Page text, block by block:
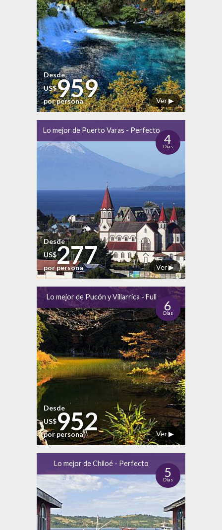
Ver ▶
Desde
US$959
por persona
Lo mejor de Puerto Varas - Perfecto
4
Días
Ver ▶
Desde
US$277
por persona
Lo mejor de Pucón y Villarrica - Full
6
Días
Ver ▶
Desde
US$952
por persona
Lo mejor de Chiloé - Perfecto
5
Días